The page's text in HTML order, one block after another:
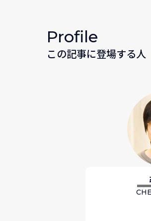
Profile
この記事に登場する人